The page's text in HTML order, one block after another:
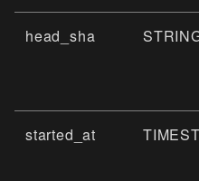
head_sha
started_at